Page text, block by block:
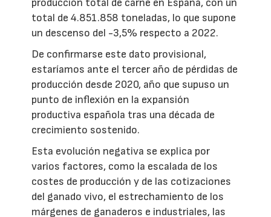
producción total de carne en España, con un
total de 4.851.858 toneladas, lo que supone
un descenso del -3,5% respecto a 2022.
De confirmarse este dato provisional,
estaríamos ante el tercer año de pérdidas de
producción desde 2020, año que supuso un
punto de inflexión en la expansión
productiva española tras una década de
crecimiento sostenido.
Esta evolución negativa se explica por
varios factores, como la escalada de los
costes de producción y de las cotizaciones
del ganado vivo, el estrechamiento de los
márgenes de ganaderos e industriales, las